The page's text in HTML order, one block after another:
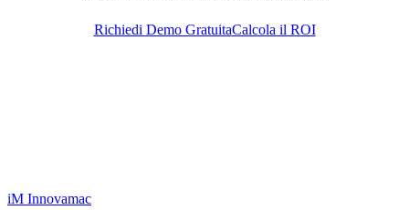
Richiedi Demo GratuitaCalcola il ROI
iM Innovamac